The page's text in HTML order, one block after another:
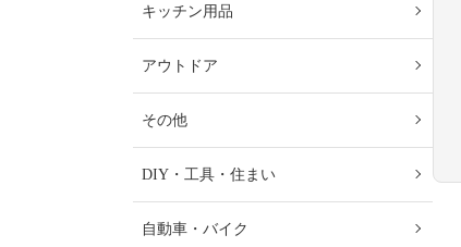
キッチン用品
アウトドア
その他
DIY・工具・住まい
自動車・バイク